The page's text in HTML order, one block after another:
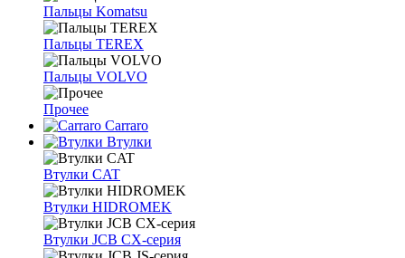
Пальцы Komatsu
Пальцы TEREX
Пальцы VOLVO
Прочее
Carraro
Втулки
Втулки CAT
Втулки HIDROMEK
Втулки JCB CX-серия